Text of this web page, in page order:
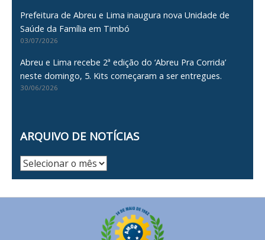
Prefeitura de Abreu e Lima inaugura nova Unidade de
Saúde da Família em Timbó
03/07/2026
Abreu e Lima recebe 2ª edição do ‘Abreu Pra Corrida’
neste domingo, 5. Kits começaram a ser entregues.
30/06/2026
ARQUIVO DE NOTÍCIAS
Arquivo